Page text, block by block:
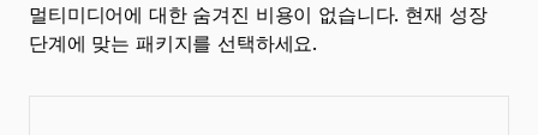
멀티미디어에 대한 숨겨진 비용이 없습니다. 현재 성장
단계에 맞는 패키지를 선택하세요.